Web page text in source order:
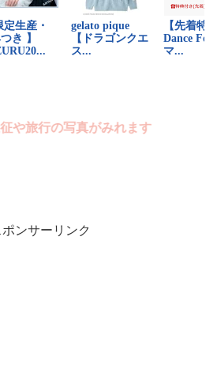
行の写真がみれます
ポンサーリンク